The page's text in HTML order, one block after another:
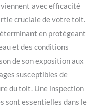
avec efficacité
cruciale de votre toit.
en protégeant
et des conditions
de son exposition aux
susceptibles de
du toit. Une inspection
sont essentielles dans le